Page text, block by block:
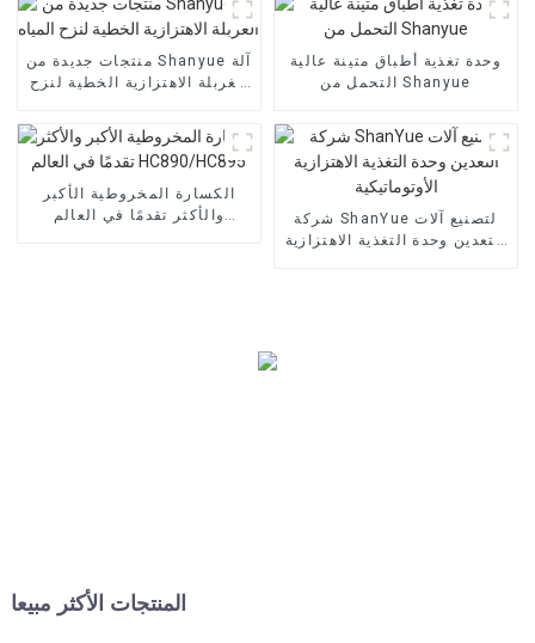
منتجات جديدة من Shanyue آلة
الغربلة الاهتزازية الخطية لنزح
وحدة تغذية أطباق متينة عالية
التحمل من Shanyue
الكسارة المخروطية الأكبر
والأكثر تقدمًا في العالم
شركة ShanYue لتصنيع آلات
التعدين وحدة التغذية الاهتزازية
المنتجات الأكثر مبيعا